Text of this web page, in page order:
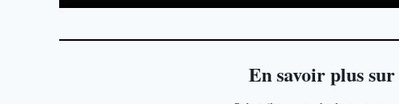
En savoir plus